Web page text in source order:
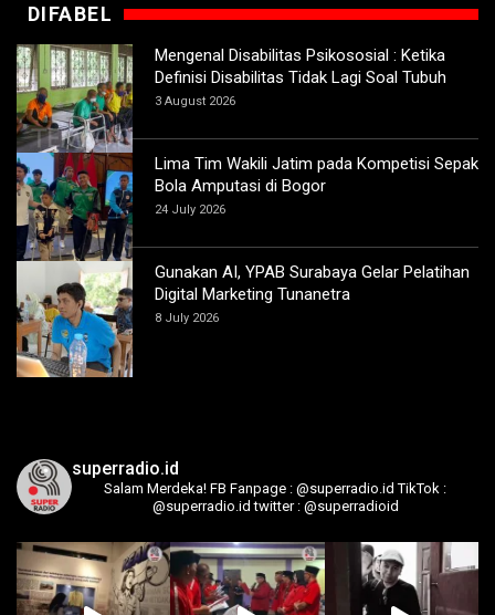
DIFABEL
Mengenal Disabilitas Psikososial : Ketika
Definisi Disabilitas Tidak Lagi Soal Tubuh
3 August 2026
Lima Tim Wakili Jatim pada Kompetisi Sepak
Bola Amputasi di Bogor
24 July 2026
Gunakan AI, YPAB Surabaya Gelar Pelatihan
Digital Marketing Tunanetra
8 July 2026
superradio.id
Salam Merdeka! FB Fanpage : @superradio.id TikTok :
@superradio.id twitter : @superradioid